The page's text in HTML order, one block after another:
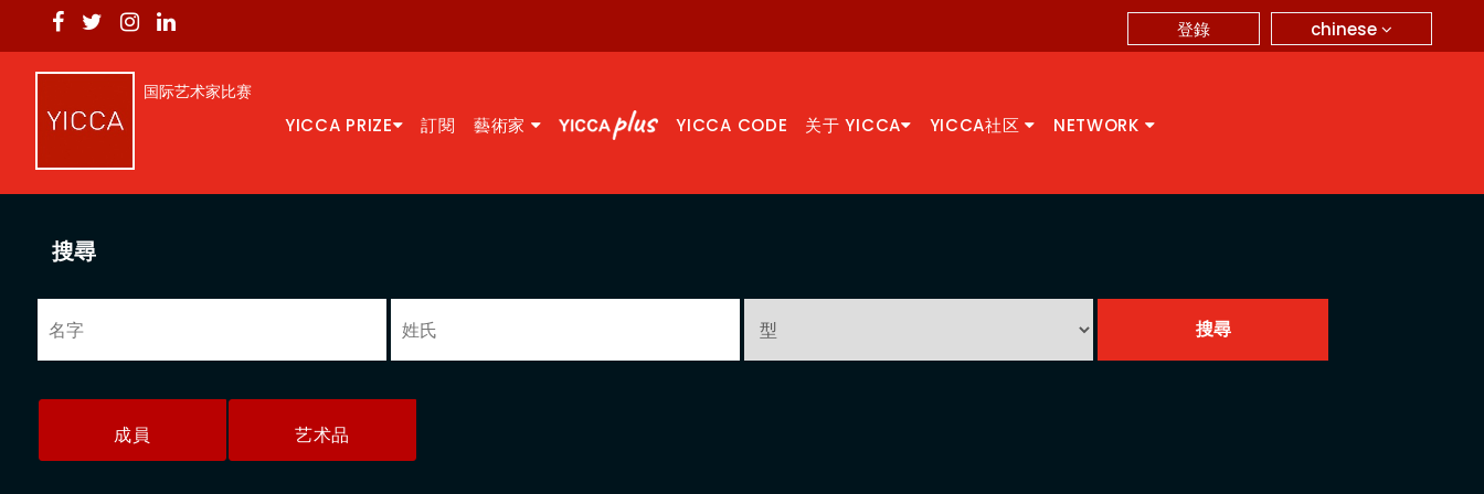
chinese
登錄
国际艺术家比赛
YICCA PRIZE 訂閱 藝術家 YICCA CODE 关于 YICCA YICCA社区 NETWORK
搜尋
成員 艺术品